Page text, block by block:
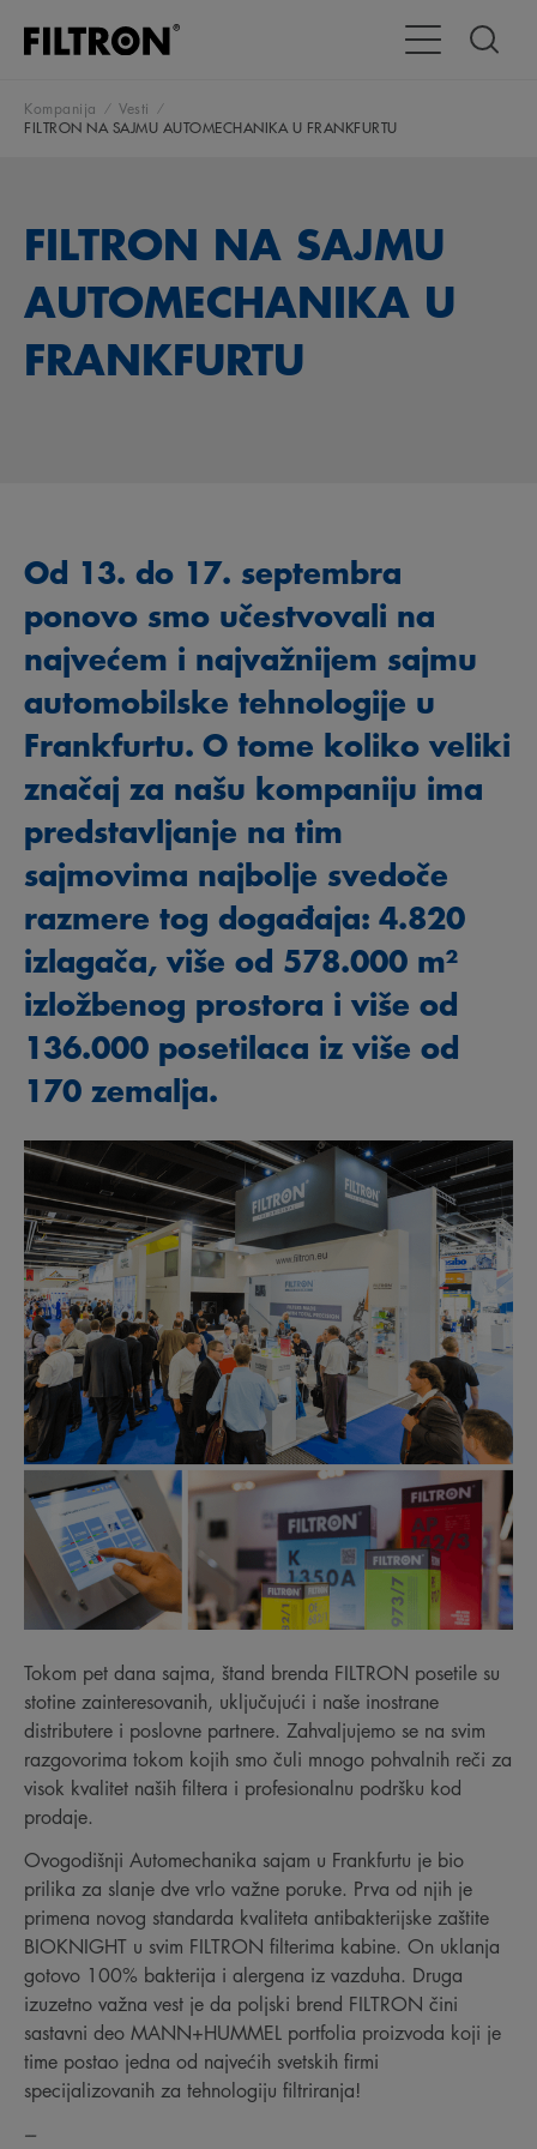
Uključi/isključi
Kompanija
Vesti
FILTRON NA SAJMU AUTOMECHANIKA U FRANKFURTU
FILTRON NA SAJMU
AUTOMECHANIKA U
FRANKFURTU
Od 13. do 17. septembra
ponovo smo učestvovali na
najvećem i najvažnijem sajmu
automobilske tehnologije u
Frankfurtu. O tome koliko veliki
značaj za našu kompaniju ima
predstavljanje na tim
sajmovima najbolje svedoče
razmere tog događaja: 4.820
izlagača, više od 578.000 m²
izložbenog prostora i više od
136.000 posetilaca iz više od
170 zemalja.
Tokom pet dana sajma, štand brenda FILTRON posetile su
stotine zainteresovanih, uključujući i naše inostrane
distributere i poslovne partnere. Zahvaljujemo se na svim
razgovorima tokom kojih smo čuli mnogo pohvalnih reči za
visok kvalitet naših filtera i profesionalnu podršku kod
prodaje.
Ovogodišnji Automechanika sajam u Frankfurtu je bio
prilika za slanje dve vrlo važne poruke. Prva od njih je
primena novog standarda kvaliteta antibakterijske zaštite
BIOKNIGHT u svim FILTRON filterima kabine. On uklanja
gotovo 100% bakterija i alergena iz vazduha. Druga
izuzetno važna vest je da poljski brend FILTRON čini
sastavni deo MANN+HUMMEL portfolia proizvoda koji je
time postao jedna od najvećih svetskih firmi
specijalizovanih za tehnologiju filtriranja!
---